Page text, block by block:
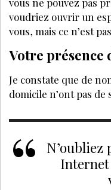
voudriez ouvrir un
vous, mais ce n’est
Votre présence
Je constate que de
domicile n’ont pas
N’oubliez
Internet